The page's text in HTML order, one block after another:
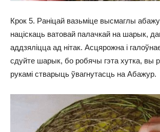
Крок 5. Раніцай вазьміце высмаглы
націскаць ватовай палачкай на шарык,
аддзяліцца ад нітак. Асцярожна і
сдуйте шарык, бо робячы гэта хутка, вы
рукамі стварыць ўвагнутасць на Абажур.